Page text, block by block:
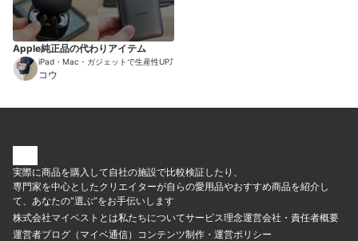
Apple純正品の代わりアイテム
iPad・Mac・ガジェットで生産性UP⤴︎
コウ
実際に商品を購入して自社の施設で比較検証したり、
専門家を中心としたクリエイターが自らの愛用品やおすすめ商品を紹介し
て、あなたの“選ぶ”をお手伝いします
株式会社マイベストとは私たちについてサービス理念運営会社・責任者概要
運営者ブログ（マイベ通信） コンテンツ制作・運営ポリシー